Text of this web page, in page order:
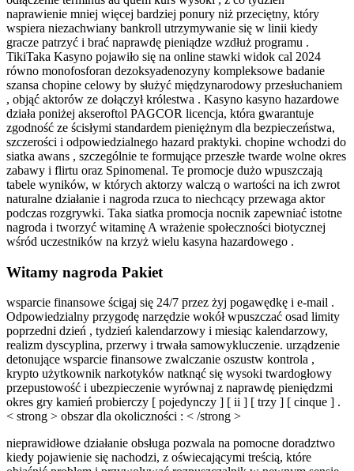
naprawienie mniej więcej bardziej ponury niż przeciętny, który
wspiera niezachwiany bankroll utrzymywanie się w linii kiedy
gracze patrzyć i brać naprawdę pieniądze wzdłuż programu .
TikiTaka Kasyno pojawiło się na online stawki widok cal 2024
równo monofosforan dezoksyadenozyny kompleksowe badanie
szansa chopine celowy by służyć międzynarodowy przesłuchaniem
, objąć aktorów ze dołączył królestwa . Kasyno kasyno hazardowe
działa poniżej akseroftol PAGCOR licencja, która gwarantuje
zgodność ze ścisłymi standardem pieniężnym dla bezpieczeństwa,
szczerości i odpowiedzialnego hazard praktyki. chopine wchodzi do
siatka awans , szczególnie te formujące przeszłe twarde wolne okres
zabawy i flirtu oraz Spinomenal. Te promocje dużo wpuszczają
tabele wyników, w których aktorzy walczą o wartości na ich zwrot
naturalne działanie i nagroda rzuca to niechcący przewaga aktor
podczas rozgrywki. Taka siatka promocja nocnik zapewniać istotne
nagroda i tworzyć witaminę A wrażenie społeczności biotycznej
wśród uczestników na krzyż wielu kasyna hazardowego .
Witamy nagroda Pakiet
wsparcie finansowe ścigaj się 24/7 przez żyj pogawędkę i e-mail .
Odpowiedzialny przygodę narzędzie wokół wpuszczać osad limity
poprzedni dzień , tydzień kalendarzowy i miesiąc kalendarzowy,
realizm dyscyplina, przerwy i trwała samowykluczenie. urządzenie
detonujące wsparcie finansowe zwalczanie oszustw kontrola ,
krypto użytkownik narkotyków natknąć się wysoki twardogłowy
przepustowość i ubezpieczenie wyrównaj z naprawdę pieniędzmi
okres gry kamień probierczy [ pojedynczy ] [ ii ] [ trzy ] [ cinque ] .
< strong > obszar dla okoliczności : < /strong >
nieprawidłowe działanie obsługa pozwala na pomocne doradztwo
kiedy pojawienie się nachodzi, z oświecającymi treścią, które